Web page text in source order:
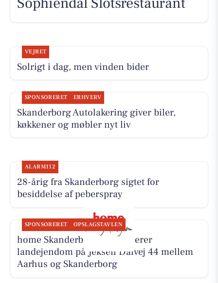
VEJRET
Solrigt i dag, men vinden bider
SPONSORERET ERHVERV
Skanderborg Autolakering giver biler,
køkkener og møbler nyt liv
ALARM112
28-årig fra Skanderborg sigtet for
besiddelse af peberspray
SPONSORERET OPSLAGSTAVLEN
home Skanderborg præsenterer
landejendom på Jeksen Dalvej 44 mellem
Aarhus og Skanderborg